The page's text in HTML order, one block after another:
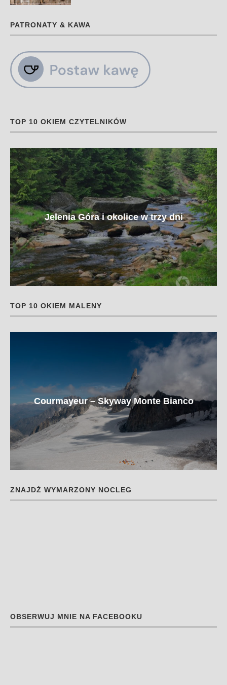
PATRONATY & KAWA
TOP 10 OKIEM CZYTELNIKÓW
Jelenia Góra i okolice w trzy dni
TOP 10 OKIEM MALENY
Courmayeur – Skyway Monte Bianco
ZNAJDŹ WYMARZONY NOCLEG
OBSERWUJ MNIE NA FACEBOOKU